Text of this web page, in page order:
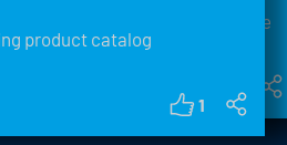
product catalog
1
is paving the way for dry electrode
production.
Dürr ensure perfect sealing, lower
and greater comfort.